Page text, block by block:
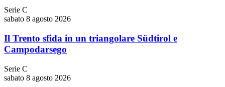
Serie C
sabato 8 agosto 2026
Il Trento sfida in un triangolare Südtirol e
Campodarsego
Serie C
sabato 8 agosto 2026